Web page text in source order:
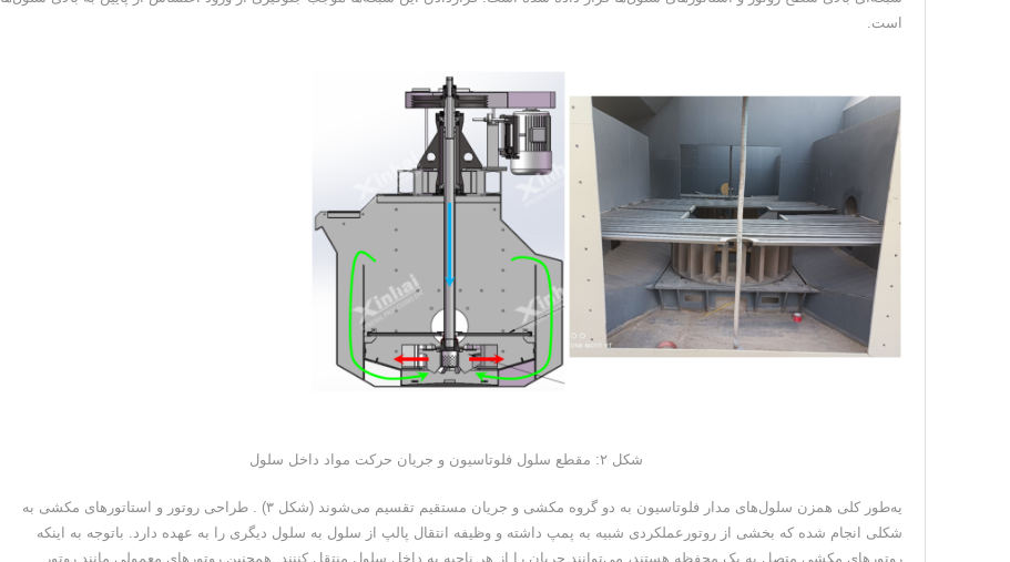
است.
شکل ۲: مقطع سلول فلوتاسیون و جریان حرکت مواد داخل سلول
یه‌طور کلی همزن‌ سلول‌های مدار فلوتاسیون به دو گروه مکشی و جریان مستقیم تقسیم می‌شوند (شکل ۳) . طراحی روتور و استاتورهای مکشی به
شکلی انجام شده که بخشی از روتورعملکردی شبیه به پمپ داشته و وظیفه انتقال پالپ از سلول به سلول دیگری را به عهده دارد. باتوجه به اینکه
روتورهای مکشی متصل به یک محفظه هستند، می‌توانند جریان را از هر ناحیه به داخل سلول منتقل کننند. همچنین روتورهای معمولی مانند روتور